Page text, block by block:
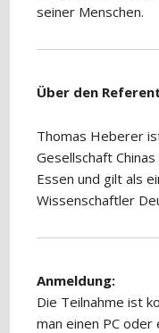
seiner Menschen.
Über den
Thomas Heberer
Gesellschaft
Essen und gilt als
Wissenschaftler
Anmeldung:
Die Teilnahme ist
man einen PC oder